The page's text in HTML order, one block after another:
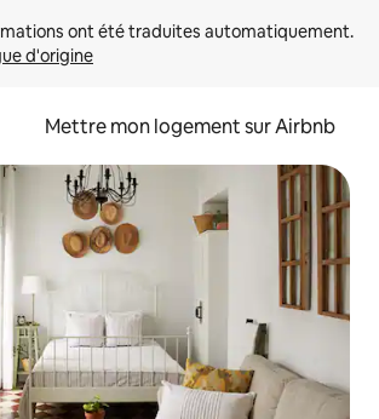
d'origine
Mettre mon logement sur Airbnb